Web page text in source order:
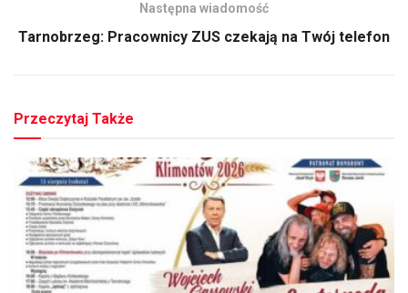
Następna wiadomość
Tarnobrzeg: Pracownicy ZUS czekają na Twój telefon
Przeczytaj Także